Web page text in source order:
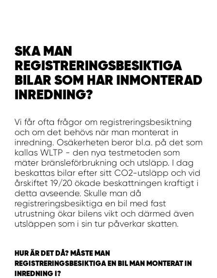
SKA MAN
REGISTRERINGSBESIKTIGA
BILAR SOM HAR INMONTERAD
INREDNING?
Vi får ofta frågor om registreringsbesiktning
och om det behövs när man monterat in
inredning. Osäkerheten beror bl.a. på det som
kallas WLTP - den nya testmetoden som
mäter bränsleförbrukning och utsläpp. I dag
beskattas bilar efter sitt CO2-utsläpp och vid
årskiftet 19/20 ökade beskattningen kraftigt i
detta avseende. Skulle man då
registreringsbesiktiga en bil med fast
utrustning ökar bilens vikt och därmed även
utsläppen som i sin tur påverkar skatten.
HUR ÄR DET DÅ? MÅSTE MAN
REGISTRERINGSBESIKTIGA EN BIL MAN MONTERAT IN
INREDNING I?
WORK SYSTEM KALMAR
WORK SYSTEM KARLSTAD
WORK SYSTEM KRISTIANSTAD
WORK SYSTEM LINKÖPING
WORK SYSTEM LULEÅ
WORK SYSTEM NORRKÖPING
WORK SYSTEM SKÖVDE